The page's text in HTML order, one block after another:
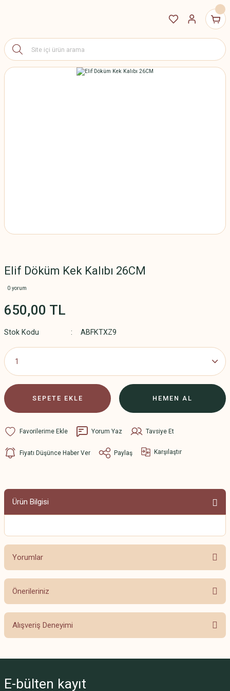
Elif Döküm Kek Kalıbı 26CM
0 yorum
650,00 TL
Stok Kodu ABFKTXZ9
SEPETE EKLE HEMEN AL
Yorum Yaz Tavsiye Et
Fiyatı Düşünce Haber Ver Paylaş Karşılaştır
Ürün Bilgisi
Yorumlar
Bu ürüne ilk yorumu siz yapın!
Önerileriniz
Bu ürünün fiyat bilgisi, resim, ürün açıklamalarında ve diğer konularda
yetersiz gördüğünüz noktaları öneri formunu kullanarak tarafımıza
iletebilirsiniz.
Ürün açıklamasında eksik bilgiler bulunuyor.
Alışveriş Deneyimi
E-bülten kayıt